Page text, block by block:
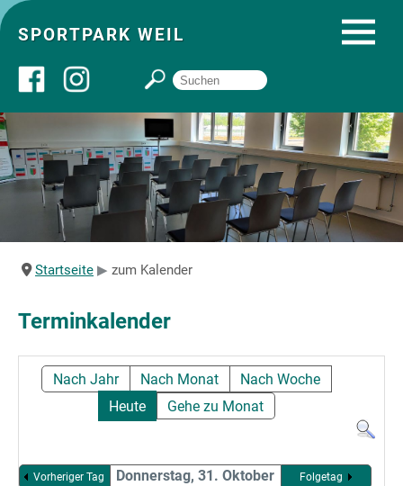
SPORTPARK WEIL
Über uns
Startseite
Angebote
Sportpark
Startseite zum Kalender
Terminkalender
Nach Jahr Nach Monat
Nach Woche
Heute
Gehe zu Monat
Vorheriger Tag
Donnerstag, 31. Oktober
Folgetag